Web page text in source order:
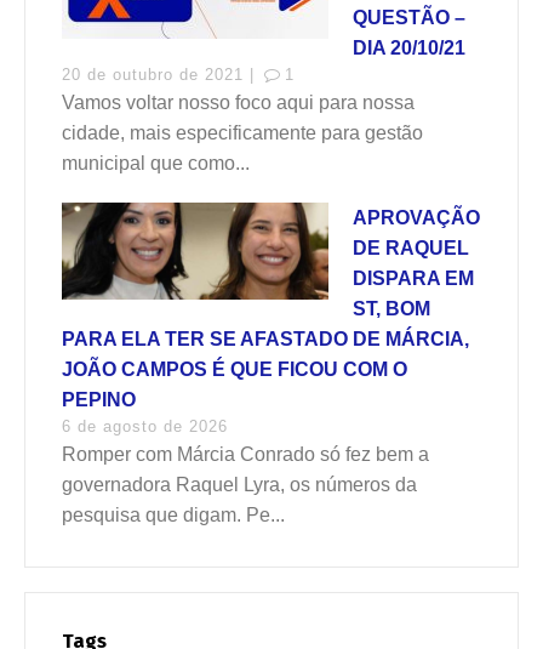
QUESTÃO –
DIA 20/10/21
20 de outubro de 2021 | 1
Vamos voltar nosso foco aqui para nossa
cidade, mais especificamente para gestão
municipal que como...
APROVAÇÃO
DE RAQUEL
DISPARA EM
ST, BOM
PARA ELA TER SE AFASTADO DE MÁRCIA,
JOÃO CAMPOS É QUE FICOU COM O
PEPINO
6 de agosto de 2026
Romper com Márcia Conrado só fez bem a
governadora Raquel Lyra, os números da
pesquisa que digam. Pe...
Tags